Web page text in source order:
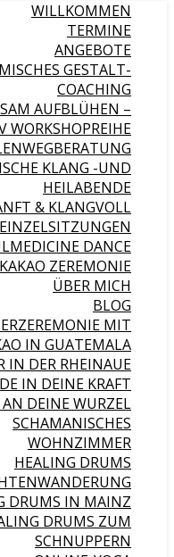
WILLKOMMEN
TERMINE
ANGEBOTE
GESTALT-
COACHING
AUFBLÜHEN –
WORKSHOPREIHE
KLANG -UND
HEILABENDE
& KLANGVOLL
EINZELSITZUNGEN
DANCE
KAKAO ZEREMONIE
ÜBER MICH
BLOG
MIT
IN GUATEMALA
IN DER RHEINAUE
IN DEINE KRAFT
DEINE WURZEL
SCHAMANISCHES
WOHNZIMMER
HEALING DRUMS
DRUMS IN MAINZ
DRUMS ZUM
SCHNUPPERN